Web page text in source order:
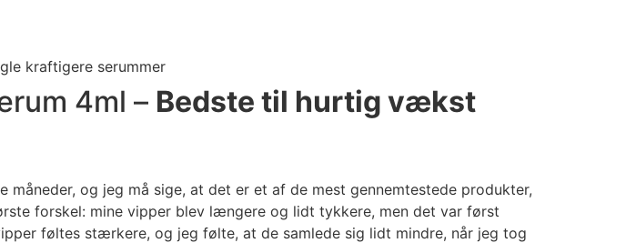
kraftigere serummer
4ml – Bedste til hurtig vækst
og jeg må sige, at det er et af de mest gennemtestede produkter,
forskel: mine vipper blev længere og lidt tykkere, men det var først
føltes stærkere, og jeg følte, at de samlede sig lidt mindre, når jeg tog